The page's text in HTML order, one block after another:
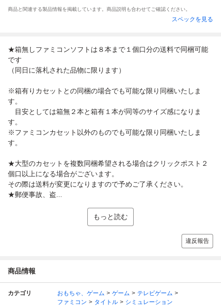
商品と関連する製品情報を掲載しています。商品説明も合わせてご確認ください。
スペックを見る
★箱無しファミコンソフトは８本まで１個口分の送料で同梱可能
です
（同日に落札された品物に限ります）
※箱有りカセットとの同梱の場合でも可能な限り同梱いたしま
す。
目安としては箱無２本と箱有１本が同等のサイズ感になりま
す。
※ファミコンカセット以外のものでも可能な限り同梱いたしま
す。
★大型のカセットを複数同梱希望される場合はクリックポスト２
個口以上になる場合がございます。
その際は送料が変更になりますので予めご了承ください。
★郵便事故、盗...
もっと読む
違反報告
商品情報
カテゴリ おもちゃ、ゲーム ゲーム
テレビゲーム
ファミコン
タイトル シミュレーション